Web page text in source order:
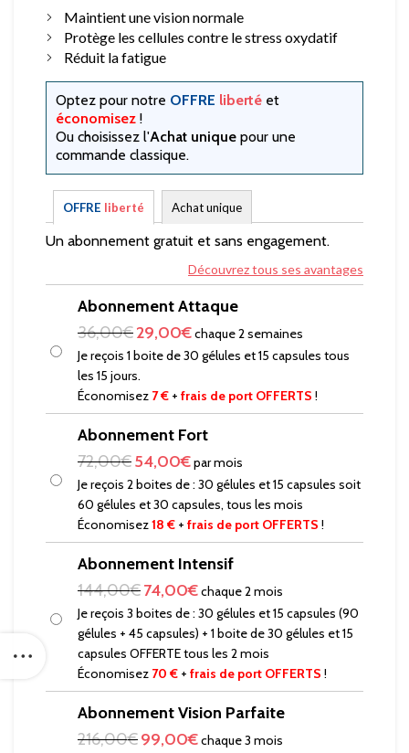
Maintient une vision normale
Protège les cellules contre le stress oxydatif
Réduit la fatigue
Optez pour notre OFFRE liberté et
économisez !
Ou choisissez l'Achat unique pour une
commande classique.
OFFRE liberté Achat unique
Un abonnement gratuit et sans engagement.
Découvrez tous ses avantages
Abonnement Attaque
36,00€29,00€chaque 2 semaines
Je reçois 1 boite de 30 gélules et 15 capsules tous
les 15 jours.
Économisez 7 € + frais de port OFFERTS !
Abonnement Fort
72,00€54,00€par mois
Je reçois 2 boites de : 30 gélules et 15 capsules soit
60 gélules et 30 capsules, tous les mois
Économisez18 € + frais de port OFFERTS !
Abonnement Intensif
144,00€74,00€chaque 2 mois
Je reçois 3 boites de : 30 gélules et 15 capsules (90
gélules + 45 capsules) + 1 boite de 30 gélules et 15
capsules OFFERTE tous les 2 mois
Économisez 70 € + frais de port OFFERTS !
Abonnement Vision Parfaite
216,00€99,00€chaque 3 mois